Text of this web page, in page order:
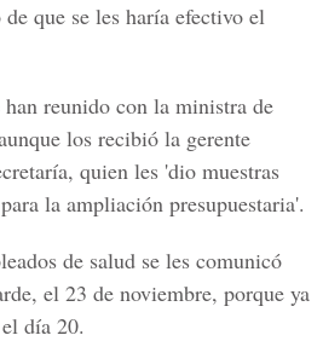
que se les haría efectivo el
reunido con la ministra de
los recibió la gerente
quien les 'dio muestras
la ampliación presupuestaria'.
de salud se les comunicó
el 23 de noviembre, porque ya
día 20.